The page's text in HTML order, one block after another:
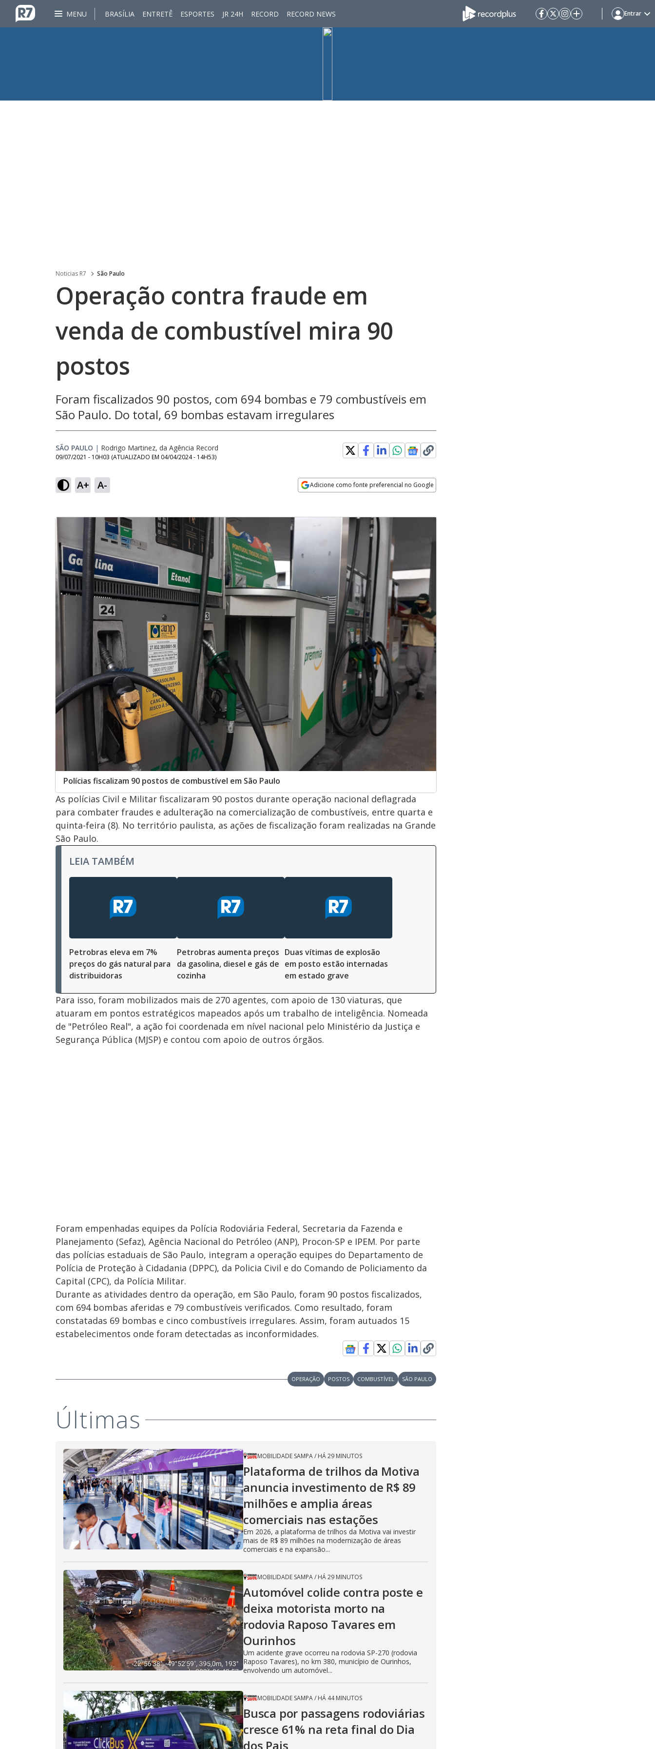
MENU BRASÍLIA ENTRETÊ ESPORTES JR 24H RECORD RECORD NEWS Entrar
Noticias R7 São Paulo
Operação contra fraude em
venda de combustível mira 90
postos
Foram fiscalizados 90 postos, com 694 bombas e 79 combustíveis em
São Paulo. Do total, 69 bombas estavam irregulares
SÃO PAULO | Rodrigo Martinez, da Agência Record
09/07/2021 - 10H03 (ATUALIZADO EM 04/04/2024 - 14H53)
A+ A- Adicione como fonte preferencial no Google
Polícias fiscalizam 90 postos de combustível em São Paulo
As polícias Civil e Militar fiscalizaram 90 postos durante operação nacional deflagrada
para combater fraudes e adulteração na comercialização de combustíveis, entre quarta e
quinta-feira (8). No território paulista, as ações de fiscalização foram realizadas na Grande
São Paulo.
LEIA TAMBÉM
Petrobras eleva em 7%
preços do gás natural para
distribuidoras
Petrobras aumenta preços
da gasolina, diesel e gás de
cozinha
Duas vítimas de explosão
em posto estão internadas
em estado grave
Para isso, foram mobilizados mais de 270 agentes, com apoio de 130 viaturas, que
atuaram em pontos estratégicos mapeados após um trabalho de inteligência. Nomeada
de "Petróleo Real", a ação foi coordenada em nível nacional pelo Ministério da Justiça e
Segurança Pública (MJSP) e contou com apoio de outros órgãos.
Foram empenhadas equipes da Polícia Rodoviária Federal, Secretaria da Fazenda e
Planejamento (Sefaz), Agência Nacional do Petróleo (ANP), Procon-SP e IPEM. Por parte
das polícias estaduais de São Paulo, integram a operação equipes do Departamento de
Polícia de Proteção à Cidadania (DPPC), da Policia Civil e do Comando de Policiamento da
Capital (CPC), da Polícia Militar.
Durante as atividades dentro da operação, em São Paulo, foram 90 postos fiscalizados,
com 694 bombas aferidas e 79 combustíveis verificados. Como resultado, foram
constatadas 69 bombas e cinco combustíveis irregulares. Assim, foram autuados 15
estabelecimentos onde foram detectadas as inconformidades.
OPERAÇÃO POSTOS COMBUSTÍVEL SÃO PAULO
Últimas
MOBILIDADE SAMPA/ HÁ 29 MINUTOS
Plataforma de trilhos da Motiva
anuncia investimento de R$ 89
milhões e amplia áreas
comerciais nas estações
Em 2026, a plataforma de trilhos da Motiva vai investir
mais de R$ 89 milhões na modernização de áreas
comerciais e na expansão...
MOBILIDADE SAMPA/ HÁ 29 MINUTOS
Automóvel colide contra poste e
deixa motorista morto na
rodovia Raposo Tavares em
Ourinhos
Um acidente grave ocorreu na rodovia SP-270 (rodovia
Raposo Tavares), no km 380, município de Ourinhos,
envolvendo um automóvel...
MOBILIDADE SAMPA/ HÁ 44 MINUTOS
Busca por passagens rodoviárias
cresce 61% na reta final do Dia
dos Pais